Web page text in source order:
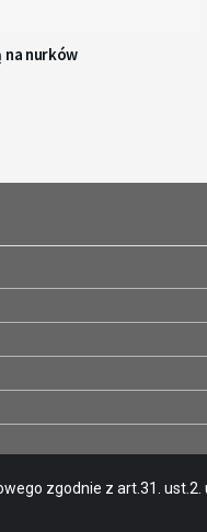
na nurków
zgodnie z art.31.